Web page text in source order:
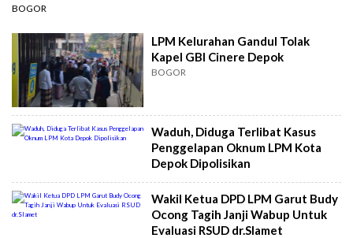
BOGOR
LPM Kelurahan Gandul Tolak
Kapel GBI Cinere Depok
BOGOR
Waduh, Diduga Terlibat Kasus
Penggelapan Oknum LPM Kota
Depok Dipolisikan
Wakil Ketua DPD LPM Garut Budy
Ocong Tagih Janji Wabup Untuk
Evaluasi RSUD dr.Slamet